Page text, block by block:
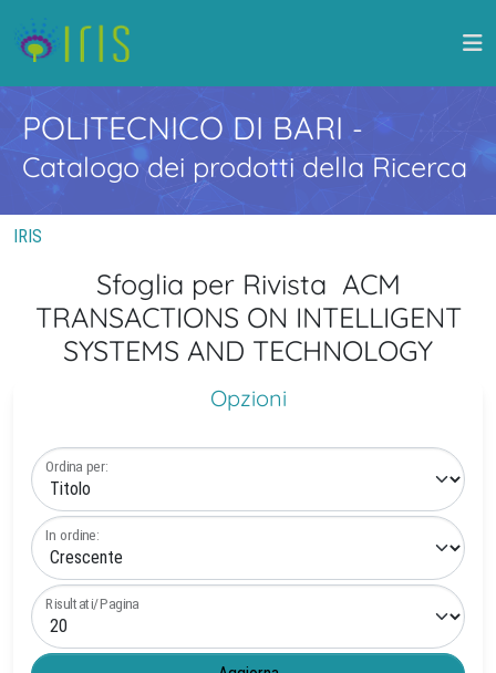
POLITECNICO DI BARI -
Catalogo dei prodotti della Ricerca
IRIS
Sfoglia per Rivista ACM
TRANSACTIONS ON INTELLIGENT
SYSTEMS AND TECHNOLOGY
Opzioni
Ordina per:
In ordine:
Risultati/Pagina